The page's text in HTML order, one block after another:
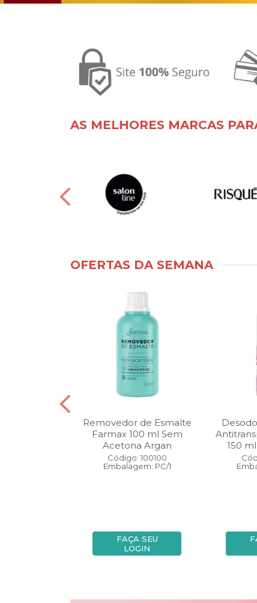
AS MELHORES MARCAS
OFERTAS DA SEMANA
Removedor de Esmalte
Farmax 100 ml Sem
Acetona Argan
Código: 100100
Embalagem: PC/1
FAÇA SEU
LOGIN
150